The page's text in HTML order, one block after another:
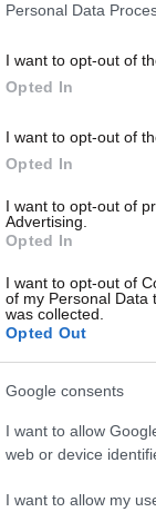
Personal Data
I want to opt-out of
Opted In
I want to opt-out of
Opted In
I want to opt-out of
Advertising.
Opted In
I want to opt-out of
of my Personal Data
was collected.
Opted Out
Google consents
I want to allow
web or device
I want to allow my